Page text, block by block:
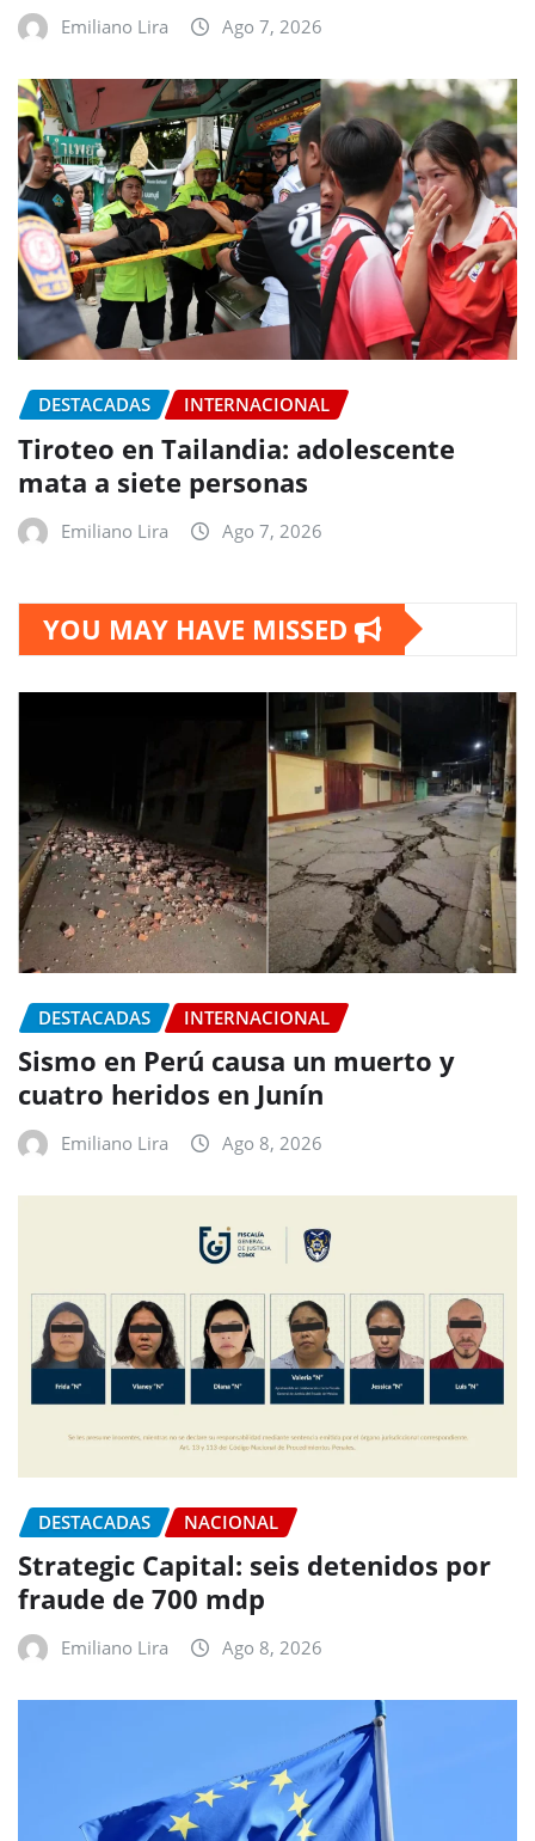
Emiliano Lira Ago 7, 2026
DESTACADAS INTERNACIONAL
Tiroteo en Tailandia: adolescente
mata a siete personas
Emiliano Lira Ago 7, 2026
YOU MAY HAVE MISSED
DESTACADAS INTERNACIONAL
Sismo en Perú causa un muerto y
cuatro heridos en Junín
Emiliano Lira Ago 8, 2026
DESTACADAS NACIONAL
Strategic Capital: seis detenidos por
fraude de 700 mdp
Emiliano Lira Ago 8, 2026